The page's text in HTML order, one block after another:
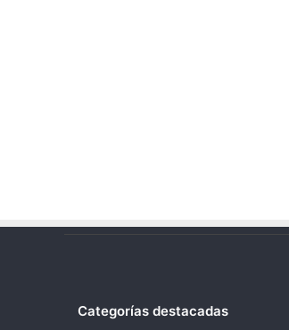
Categorías destacadas